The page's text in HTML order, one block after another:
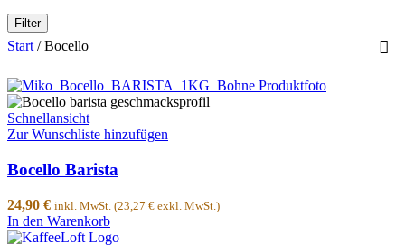
Filter
Start / Bocello
Schnellansicht
Zur Wunschliste hinzufügen
Bocello Barista
24,90 € inkl. MwSt. (23,27 € exkl. MwSt.)
In den Warenkorb